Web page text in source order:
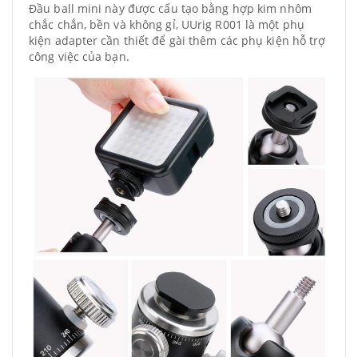
Đầu ball mini này được cấu tạo bằng hợp kim nhôm
chắc chắn, bền và không gỉ, UUrig R001 là một phụ
kiện adapter cần thiết để gài thêm các phụ kiện hỗ trợ
công việc của bạn.